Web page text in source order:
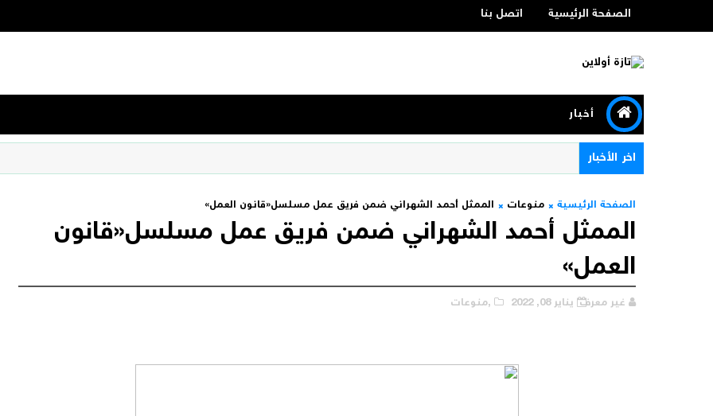
الصفحة الرئيسية اتصل بنا
أخبار
اخر الأخبار
الصفحة الرئيسية منوعات الممثل أحمد الشهراني ضمن فريق عمل مسلسل«قانون العمل»
الممثل أحمد الشهراني ضمن فريق عمل مسلسل«قانون
العمل»
غير معرف يناير 08, 2022 ,منوعات